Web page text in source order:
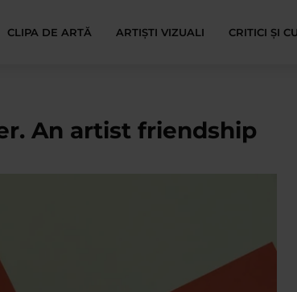
CLIPA DE ARTĂ ARTIȘTI VIZUALI CRITICI ȘI
An artist friendship